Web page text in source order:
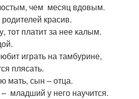
чем месяц вдовым.
красив.
тот платит за нее калым.
играть на тамбурине,
плясать.
мать, сын – отца.
младший у него научится.